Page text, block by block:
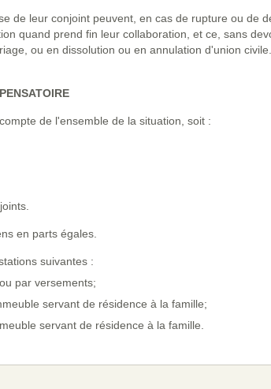
de leur conjoint peuvent, en cas de rupture ou de
quand prend fin leur collaboration, et ce, sans
ou en dissolution ou en annulation d'union civile.
de l'ensemble de la situation, soit :
en parts égales.
suivantes :
par versements;
servant de résidence à la famille;
servant de résidence à la famille.